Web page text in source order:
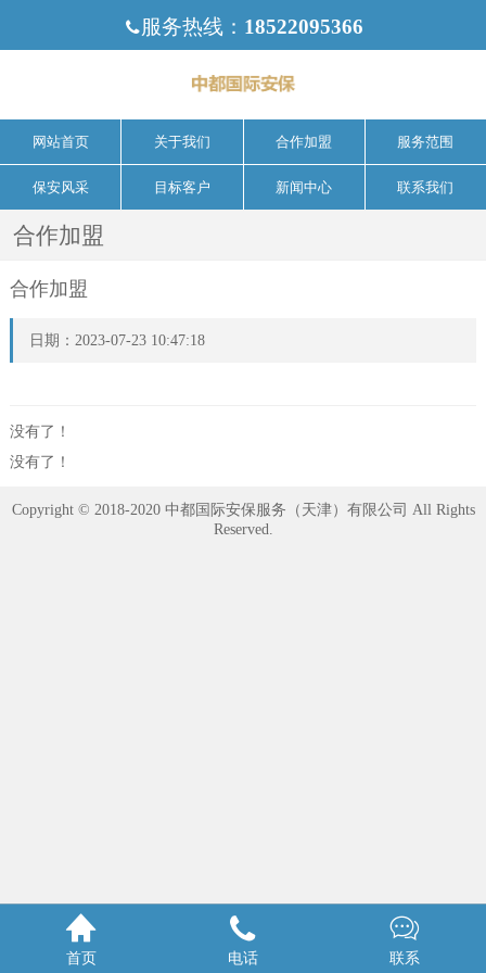
服务热线： 18522095366
网站首页 关于我们 合作加盟 服务范围
保安风采 目标客户 新闻中心 联系我们
合作加盟
合作加盟
日期：2023-07-23 10:47:18
没有了！
没有了！
Copyright © 2018-2020 中都国际安保服务（天津）有限公司 All Rights
Reserved.

首页

电话

联系